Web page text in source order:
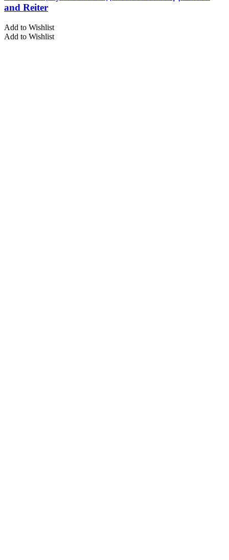
and Reiter
Add to Wishlist
Add to Wishlist